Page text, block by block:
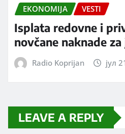
EKONOMIJA VESTI
Isplata redovne i
novčane naknade za
Radio Koprijan јул
LEAVE A REPLY